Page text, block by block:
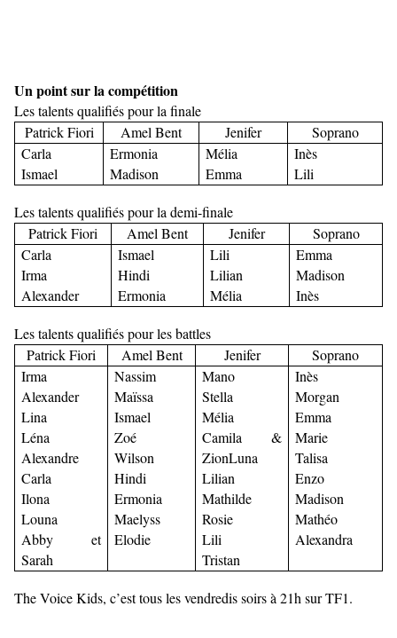
Un point sur la compétition
Les talents qualifiés pour la finale
Patrick Fiori
Amel Bent Jenifer
Soprano
Carla
Ismael
Ermonia
Madison
Mélia
Emma
Inès
Lili
Les talents qualifiés pour la demi-finale
Patrick Fiori
Amel Bent Jenifer
Soprano
Carla
Irma
Alexander
Ismael
Hindi
Ermonia
Lili
Lilian
Mélia
Emma
Madison
Inès
Les talents qualifiés pour les battles
Patrick Fiori
Amel Bent Jenifer
Soprano
Irma
Alexander
Lina
Léna
Alexandre
Carla
Ilona
Louna
Abby et
Sarah
Nassim
Maïssa
Ismael
Zoé
Wilson
Hindi
Ermonia
Maelyss
Elodie
Mano
Stella
Mélia
Camila &
ZionLuna
Lilian
Mathilde
Rosie
Lili
Tristan
Inès
Morgan
Emma
Marie
Talisa
Enzo
Madison
Mathéo
Alexandra
The Voice Kids, c’est tous les vendredis soirs à 21h sur TF1.